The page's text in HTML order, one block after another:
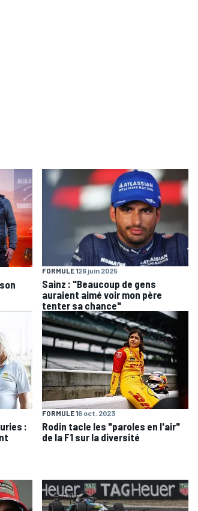
FORMULE 126 juin 2025
Sainz : "Beaucoup de gens
auraient aimé voir mon père
tenter sa chance"
:
FORMULE 16 oct. 2023
Rodin tacle les "paroles en l'air"
de la F1 sur la diversité